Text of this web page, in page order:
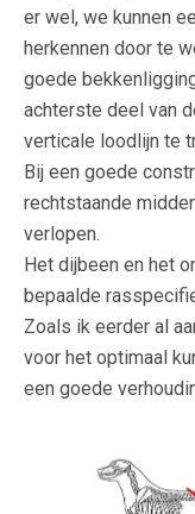
er wel, we kunnen
herkennen door te
goede
achterste deel van
verticale loodlijn te
Bij een goede
rechtstaande
verlopen.
Het dijbeen en het
bepaalde
Zoals ik eerder al
voor het optimaal
een goede